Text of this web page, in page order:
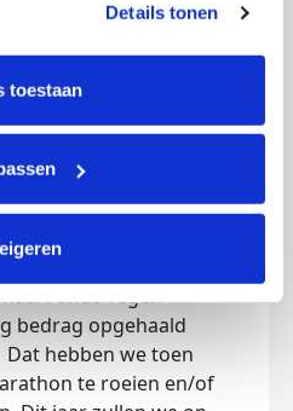
op elk moment wijzigen of
onderaan de pagina. De
in het tabblad “details”.
Details tonen
toestaan
kanker
2026
onze box een
het goede doel.
in samenwerking
Fonds Tegen
bedrag opgehaald
hebben we toen
te roeien en/of